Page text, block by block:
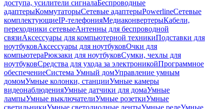
доступа, усилители сигналаБеспроводные
адаптерыКоммутаторыСетевые адаптерыPowerlineСетевые
комплектующиеIP-телефонияМедиаконвертерыКабели,
переходники сетевыеАнтенны для беспроводной
связиАксессуары для компьютерной техникиПодставки для
ноутбуковАксессуары для ноутбуковОчки для
компьютераРюкзаки для ноутбуковСумки, чехлы для
ноутбуковСредства для ухода за электроникойПрограммное
обеспечениеСистема Умный домУправление умным
домомУмные колонки, станцииУмные камеры
видеонаблюденияУмные датчики для домаУмные
лампыУмные выключателиУмные розеткиУмные
светильникиУмные светодиодные лентыУмные релеУмные